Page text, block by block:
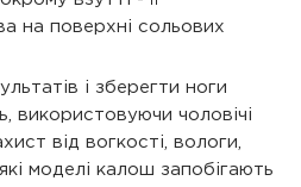
на поверхні сольових
і зберегти ноги
використовуючи чоловічі
від вогкості, вологи,
моделі калош запобігають